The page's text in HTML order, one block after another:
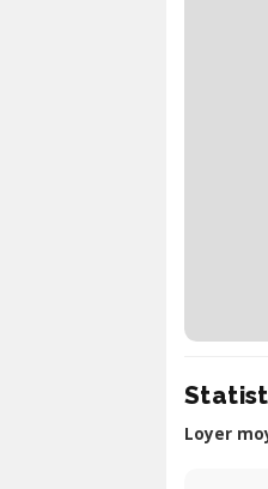
Loyer